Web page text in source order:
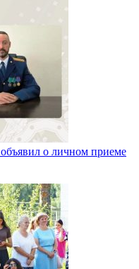
о личном приеме